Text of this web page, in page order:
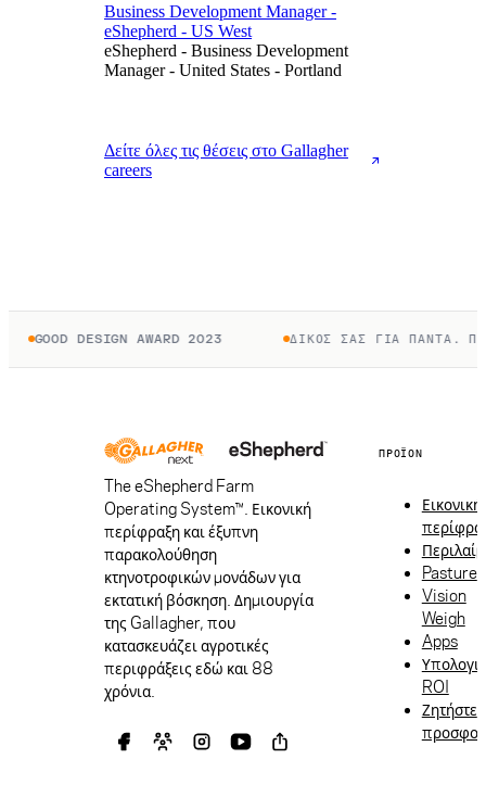
Business Development Manager -
eShepherd - US West
eShepherd - Business Development
Manager- United States - Portland
Δείτε όλες τις θέσεις στο Gallagher
careers
AWARD 2023 ΔΙΚΌΣ ΣΑΣ ΓΙΑ ΠΆΝΤΑ. ΠΛΗΡΏΝΕΤΕ
The eShepherd Farm
Operating System™. Εικονική
περίφραξη και έξυπνη
παρακολούθηση
κτηνοτροφικών μονάδων για
εκτατική βόσκηση. Δημιουργία
της Gallagher, που
κατασκευάζει αγροτικές
περιφράξεις εδώ και 88
χρόνια.
ΠΡΟΪΌΝ
Εικονική
Pasture
Vision
Weigh
Apps
ROI
Ζητήστε